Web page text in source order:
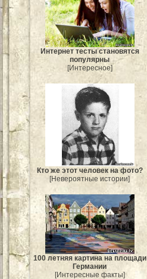
Интернет тесты становятся
популярны
[Интересное]
Кто же этот человек на фото?
[Невероятные истории]
100 летняя картина на площади
Германии
[Интересные факты]